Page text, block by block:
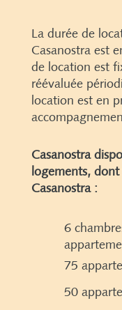
La durée de
Casanostra est
de location est
réévaluée
location est en
Casanostra
logements,
Casanostra :
6
75
50